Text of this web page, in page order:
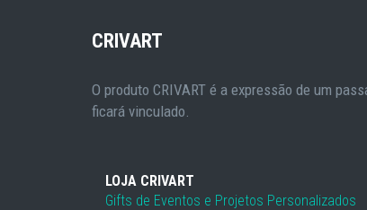
CRIVART
O produto CRIVART é a expressão de um
ficará vinculado.
LOJA CRIVART
Gifts de Eventos e Projetos Personalizados